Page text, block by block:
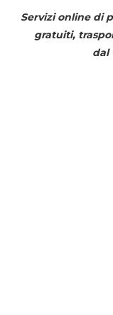
Servizi online di
gratuiti,
dal